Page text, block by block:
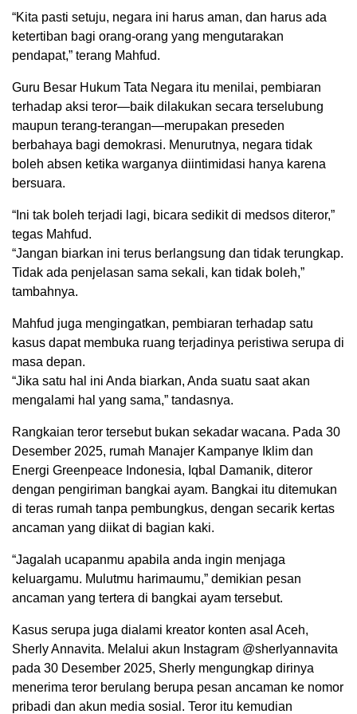
“Kita pasti setuju, negara ini harus aman, dan harus ada
ketertiban bagi orang-orang yang mengutarakan
pendapat,” terang Mahfud.
Guru Besar Hukum Tata Negara itu menilai, pembiaran
terhadap aksi teror—baik dilakukan secara terselubung
maupun terang-terangan—merupakan preseden
berbahaya bagi demokrasi. Menurutnya, negara tidak
boleh absen ketika warganya diintimidasi hanya karena
bersuara.
“Ini tak boleh terjadi lagi, bicara sedikit di medsos diteror,”
tegas Mahfud.
“Jangan biarkan ini terus berlangsung dan tidak terungkap.
Tidak ada penjelasan sama sekali, kan tidak boleh,”
tambahnya.
Mahfud juga mengingatkan, pembiaran terhadap satu
kasus dapat membuka ruang terjadinya peristiwa serupa di
masa depan.
“Jika satu hal ini Anda biarkan, Anda suatu saat akan
mengalami hal yang sama,” tandasnya.
Rangkaian teror tersebut bukan sekadar wacana. Pada 30
Desember 2025, rumah Manajer Kampanye Iklim dan
Energi Greenpeace Indonesia, Iqbal Damanik, diteror
dengan pengiriman bangkai ayam. Bangkai itu ditemukan
di teras rumah tanpa pembungkus, dengan secarik kertas
ancaman yang diikat di bagian kaki.
“Jagalah ucapanmu apabila anda ingin menjaga
keluargamu. Mulutmu harimaumu,” demikian pesan
ancaman yang tertera di bangkai ayam tersebut.
Kasus serupa juga dialami kreator konten asal Aceh,
Sherly Annavita. Melalui akun Instagram @sherlyannavita
pada 30 Desember 2025, Sherly mengungkap dirinya
menerima teror berulang berupa pesan ancaman ke nomor
pribadi dan akun media sosial. Teror itu kemudian